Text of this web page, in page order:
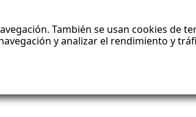
También se usan cookies de
y analizar el rendimiento y